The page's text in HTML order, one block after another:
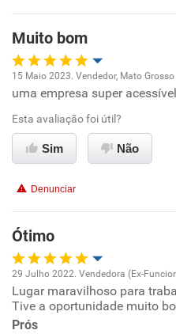
Muito bom
Oportunidade de promoção
Ambiente de trabalho
Benefícios
Recomenda esta empresa
Recomenda a diretoria
15 Maio 2023. Vendedor, Mato Grosso
uma empresa super acessível
Esta avaliação foi útil?
Sim Não
Denunciar
Ótimo
Oportunidade de promoção
Ambiente de trabalho
29 Julho 2022. Vendedora (Ex-
Lugar maravilhoso para
Tive a oportunidade muito
Prós